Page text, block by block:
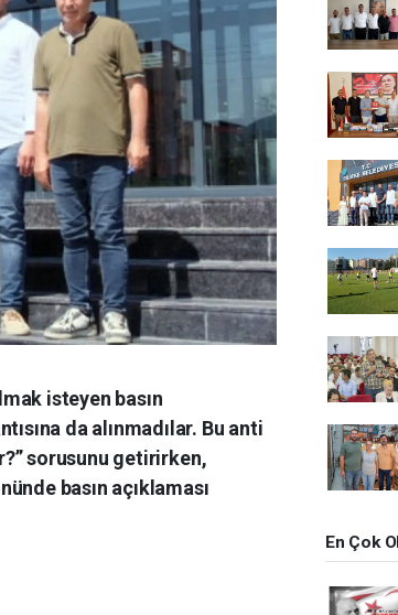
isteyen basın
da alınmadılar. Bu anti
sorusunu getirirken,
basın açıklaması
En Çok